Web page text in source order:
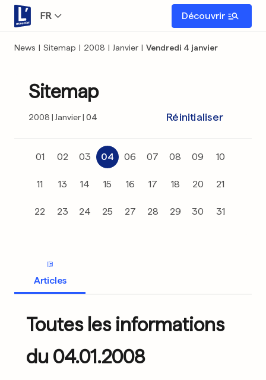
FR Découvrir
News | Sitemap | 2008 | Janvier | Vendredi 4 janvier
Sitemap
2008 Janvier 04 Réinitialiser
01 02 03 04 06 07 08 09 10
11 13 14 15 16 17 18 20 21
22 23 24 25 27 28 29 30 31
Articles
Toutes les informations
du 04.01.2008